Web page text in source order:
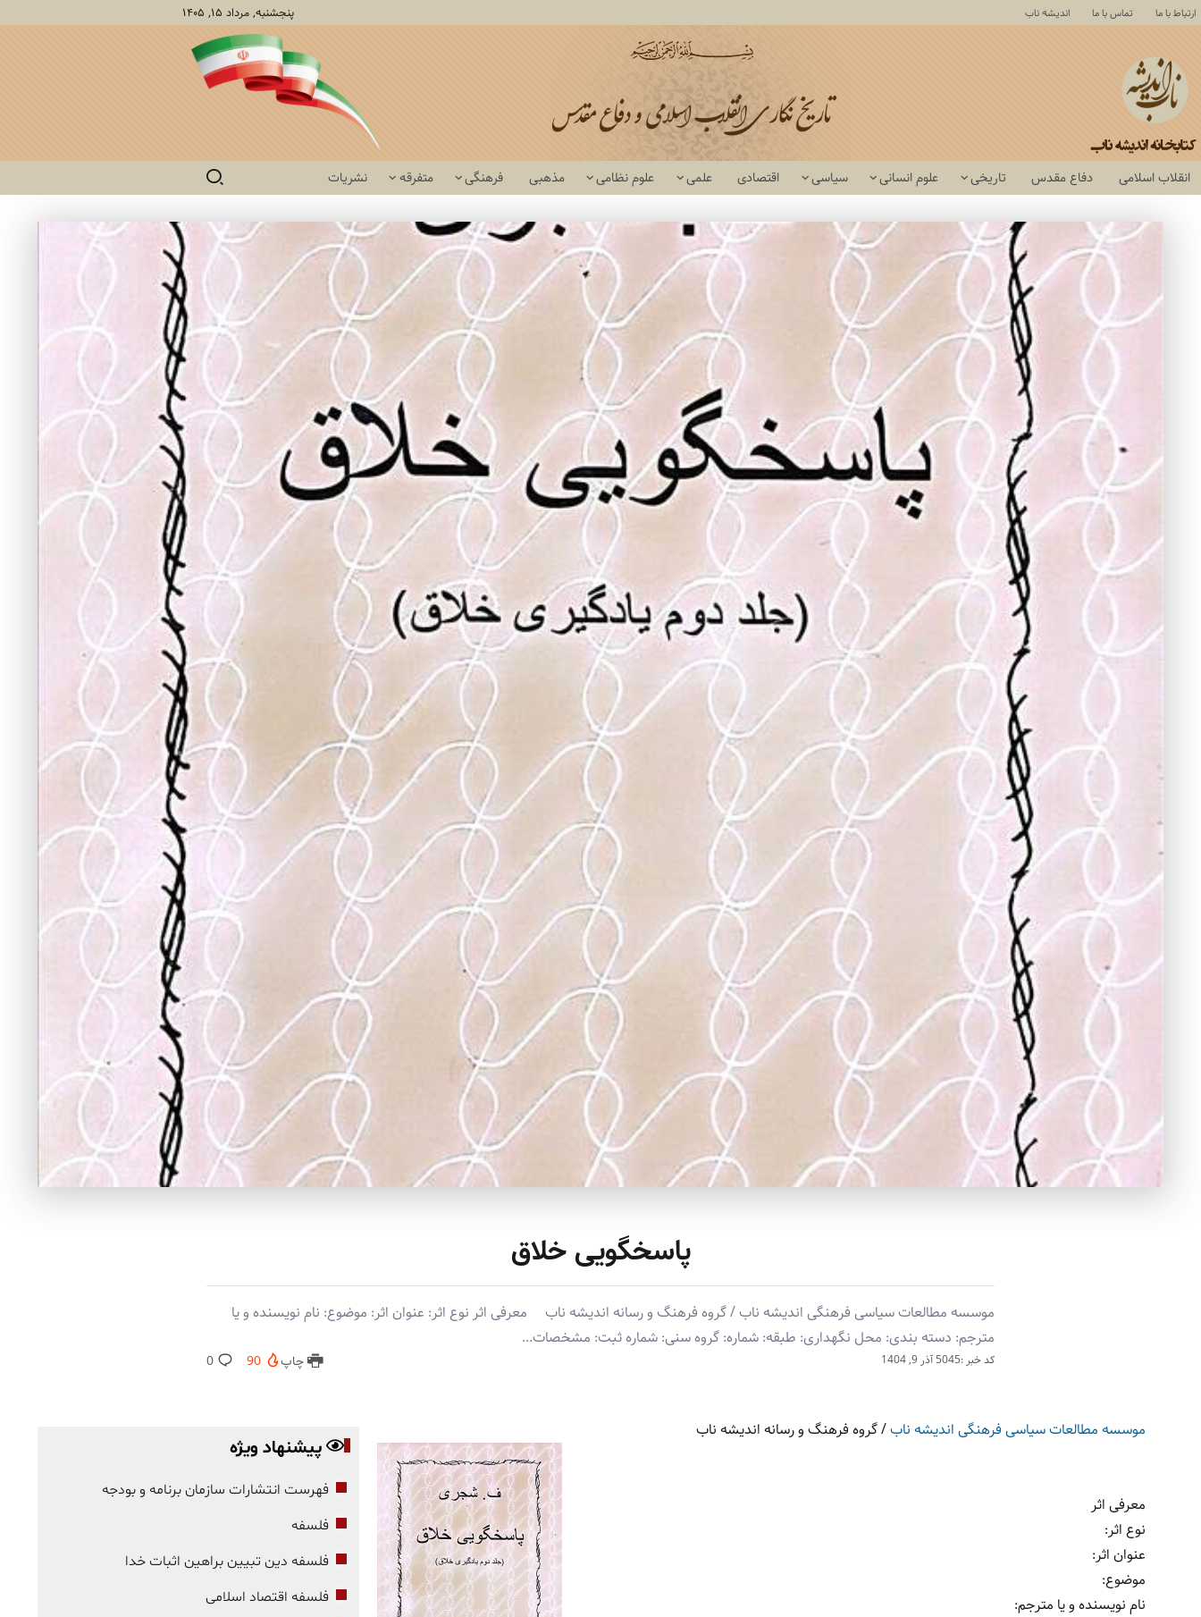
ارتباط با ما تماس با ما اندیشه ناب پنجشنبه, مرداد ۱۵, ۱۴۰۵
انقلاب اسلامی دفاع مقدس تاریخی علوم انسانی سیاسی اقتصادی علمی علوم نظامی مذهبی فرهنگی متفرقه نشریات
پاسخگویی خلاق
موسسه مطالعات سیاسی فرهنگی اندیشه ناب / گروه فرهنگ و رسانه اندیشه ناب معرفی اثر نوع اثر: عنوان اثر: موضوع: نام نویسنده و یا
مترجم: دسته بندی: محل نگهداری: طبقه: شماره: گروه سنی: شماره ثبت: مشخصات...
کد خبر :5045 آذر 9, 1404 چاپ 90
0
موسسه مطالعات سیاسی فرهنگی اندیشه ناب/گروه فرهنگ و رسانه اندیشه ناب
معرفی اثر
نوع اثر:
عنوان اثر:
موضوع:
نام نویسنده و یا مترجم:
پیشنهاد ویژه
فهرست انتشارات سازمان برنامه و بودجه
فلسفه
فلسفه دین تبیین براهین اثبات خدا
فلسفه اقتصاد اسلامی